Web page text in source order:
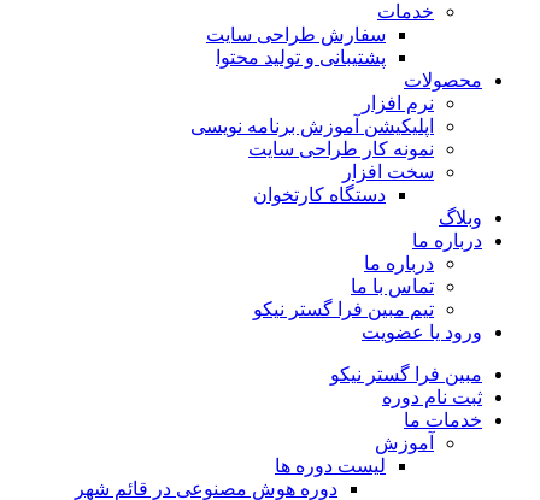
خدمات
سفارش طراحی سایت
پشتیبانی و تولید محتوا
محصولات
نرم افزار
اپلیکیشن آموزش برنامه نویسی
نمونه کار طراحی سایت
سخت افزار
دستگاه کارتخوان
وبلاگ
درباره ما
درباره ما
تماس با ما
تیم مبین فرا گستر نیکو
ورود یا عضویت
مبین فرا گستر نیکو
ثبت نام دوره
خدمات ما
آموزش
لیست دوره ها
دوره هوش مصنوعی در قائم شهر